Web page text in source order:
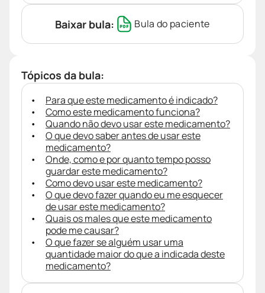
Baixar bula: Bula do paciente
Tópicos da bula:
Para que este medicamento é indicado?
Como este medicamento funciona?
Quando não devo usar este medicamento?
O que devo saber antes de usar este
medicamento?
Onde, como e por quanto tempo posso
guardar este medicamento?
Como devo usar este medicamento?
O que devo fazer quando eu me esquecer
de usar este medicamento?
Quais os males que este medicamento
pode me causar?
O que fazer se alguém usar uma
quantidade maior do que a indicada deste
medicamento?